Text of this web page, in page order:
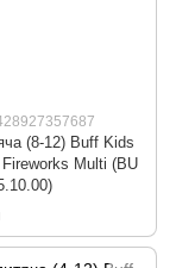
(8-12) Buff Kids
Multi (BU